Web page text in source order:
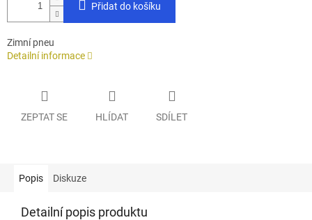
Přidat do košíku
Zimní pneu
Detailní informace
ZEPTAT SE HLÍDAT SDÍLET
Popis Diskuze
Detailní popis produktu